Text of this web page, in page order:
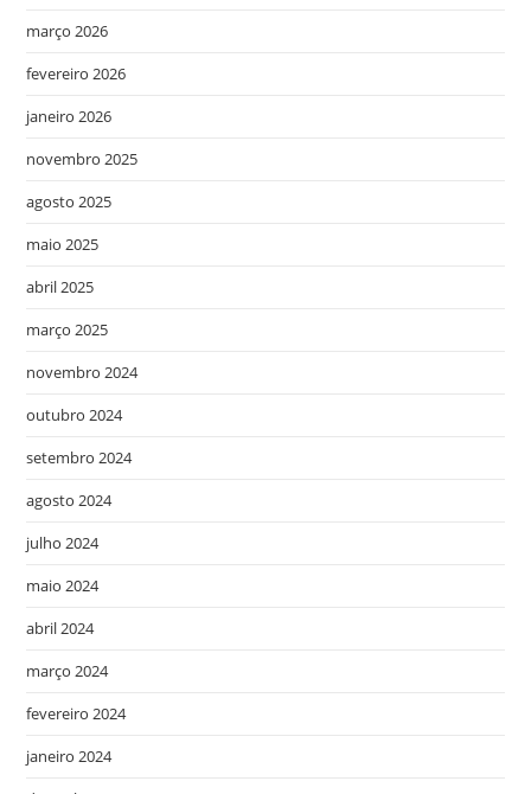
março 2026
fevereiro 2026
janeiro 2026
novembro 2025
agosto 2025
maio 2025
abril 2025
março 2025
novembro 2024
outubro 2024
setembro 2024
agosto 2024
julho 2024
maio 2024
abril 2024
março 2024
fevereiro 2024
janeiro 2024